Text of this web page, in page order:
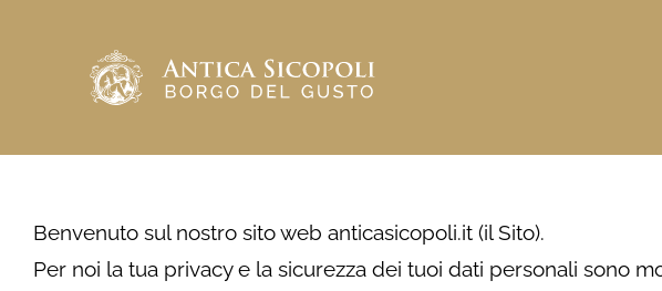
contenuto
Benvenuto sul nostro sito web anticasicopoli.it (il Sito).
Per noi la tua privacy e la sicurezza dei tuoi dati personali sono